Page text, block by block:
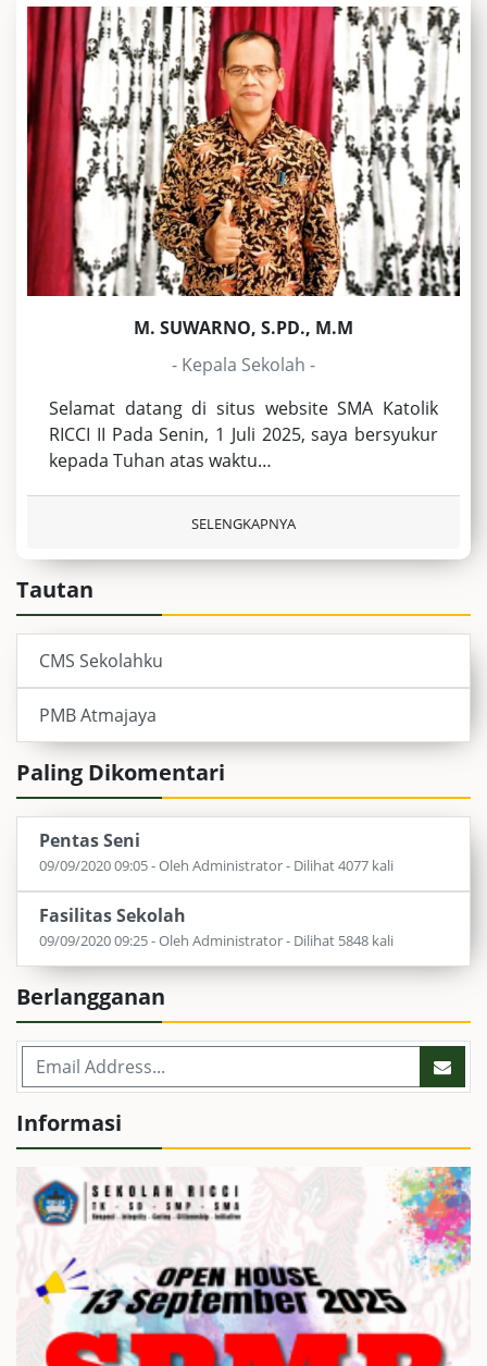
M. SUWARNO, S.PD., M.M
- Kepala Sekolah -
Selamat datang di situs website SMA Katolik
RICCI II Pada Senin, 1 Juli 2025, saya bersyukur
kepada Tuhan atas waktu…
SELENGKAPNYA
Tautan
CMS Sekolahku
PMB Atmajaya
Paling Dikomentari
Pentas Seni
09/09/2020 09:05 - Oleh Administrator - Dilihat 4077 kali
Fasilitas Sekolah
09/09/2020 09:25 - Oleh Administrator - Dilihat 5848 kali
Berlangganan
Informasi